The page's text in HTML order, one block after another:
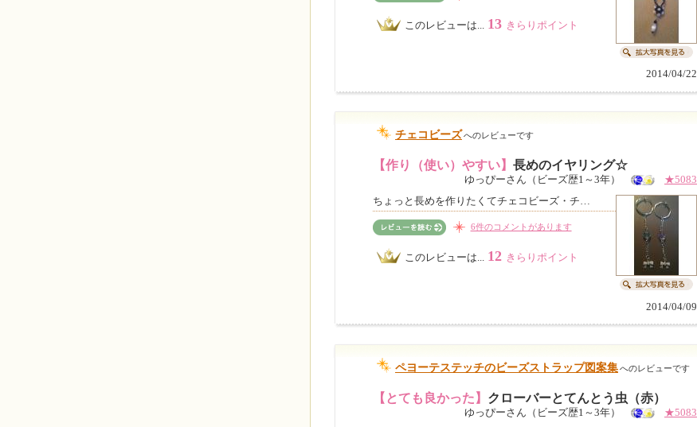
このレビューは... 13 きらりポイント
2014/04/22
チェコビーズへのレビューです
【作り（使い）やすい】 長めのイヤリング☆
ゆっぴーさん（ビーズ歴1～3年）
★5083
ちょっと長めを作りたくてチェコビーズ・チ…
6件のコメントがあります
このレビューは... 12 きらりポイント
2014/04/09
ペヨーテステッチのビーズストラップ図案集へのレビューです
【とても良かった】 クローバーとてんとう虫（赤）
ゆっぴーさん（ビーズ歴1～3年）
★5083